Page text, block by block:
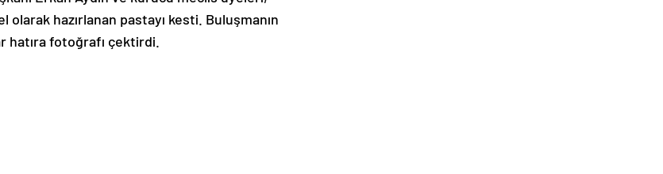
olarak hazırlanan pastayı kesti. Buluşmanın
hatıra fotoğrafı çektirdi.